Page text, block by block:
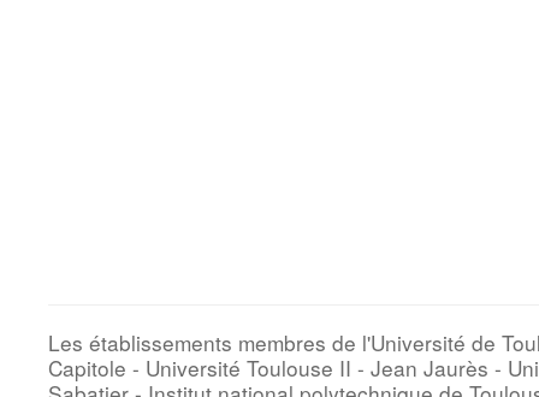
Les établissements membres de l'Université de
Capitole - Université Toulouse II - Jean Jaurès -